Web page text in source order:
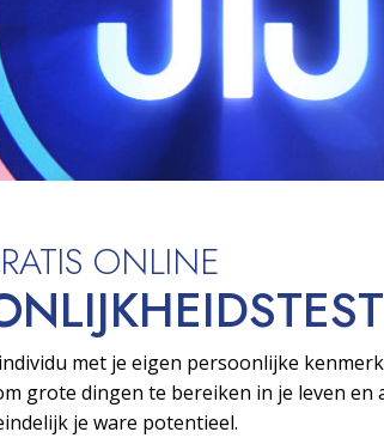
ONLINE
met je eigen persoonlijke
grote dingen te bereiken in je leven en
je ware potentieel.